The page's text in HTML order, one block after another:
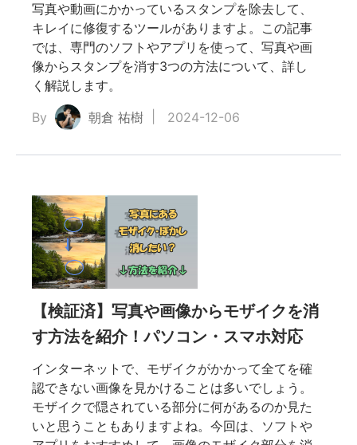
写真や動画にかかっているスタンプを除去して、
キレイに修復するツールがありますよ。この記事
では、専門のソフトやアプリを使って、写真や画
像からスタンプを消す3つの方法について、詳し
く解説します。
By
朝倉 祐樹 2024-12-06
【検証済】写真や画像からモザイクを消
す方法を紹介！パソコン・スマホ対応
インターネットで、モザイクがかかって全てを確
認できない画像を見かけることは多いでしょう。
モザイクで隠されている部分に何があるのか見た
いと思うこともありますよね。今回は、ソフトや